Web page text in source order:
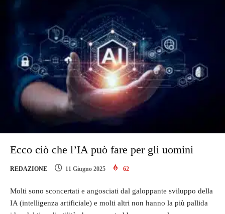
Ecco ciò che l’IA può fare per gli uomini
REDAZIONE 11 Giugno 2025 62
Molti sono sconcertati e angosciati dal galoppante sviluppo della
IA (intelligenza artificiale) e molti altri non hanno la più pallida